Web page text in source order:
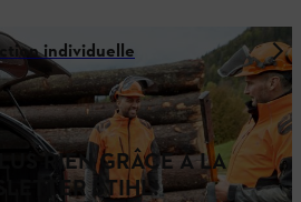
individuelle
RIEN GRÂCE À LA
STIHL!